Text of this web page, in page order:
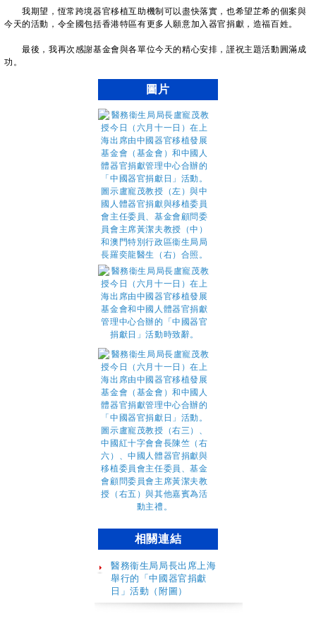
我期望，恆常跨境器官移植互助機制可以盡快落實，也希望芷希的個案與
今天的活動，令全國包括香港特區有更多人願意加入器官捐獻，造福百姓。
最後，我再次感謝基金會與各單位今天的精心安排，謹祝主題活動圓滿成
功。
圖片
相關連結
醫務衞生局局長出席上海
舉行的「中國器官捐獻
日」活動（附圖）